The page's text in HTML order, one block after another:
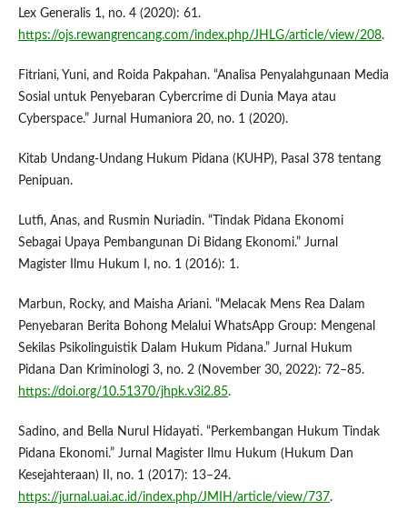
Lex Generalis 1, no. 4 (2020): 61.
https://ojs.rewangrencang.com/index.php/JHLG/article/view/208.
Fitriani, Yuni, and Roida Pakpahan. “Analisa Penyalahgunaan Media
Sosial untuk Penyebaran Cybercrime di Dunia Maya atau
Cyberspace.” Jurnal Humaniora 20, no. 1 (2020).
Kitab Undang-Undang Hukum Pidana (KUHP), Pasal 378 tentang
Penipuan.
Lutfi, Anas, and Rusmin Nuriadin. “Tindak Pidana Ekonomi
Sebagai Upaya Pembangunan Di Bidang Ekonomi.” Jurnal
Magister Ilmu Hukum I, no. 1 (2016): 1.
Marbun, Rocky, and Maisha Ariani. “Melacak Mens Rea Dalam
Penyebaran Berita Bohong Melalui WhatsApp Group: Mengenal
Sekilas Psikolinguistik Dalam Hukum Pidana.” Jurnal Hukum
Pidana Dan Kriminologi 3, no. 2 (November 30, 2022): 72–85.
https://doi.org/10.51370/jhpk.v3i2.85.
Sadino, and Bella Nurul Hidayati. “Perkembangan Hukum Tindak
Pidana Ekonomi.” Jurnal Magister Ilmu Hukum (Hukum Dan
Kesejahteraan) II, no. 1 (2017): 13–24.
https://jurnal.uai.ac.id/index.php/JMIH/article/view/737.